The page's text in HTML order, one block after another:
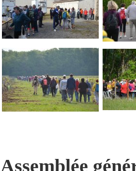
Assemblée